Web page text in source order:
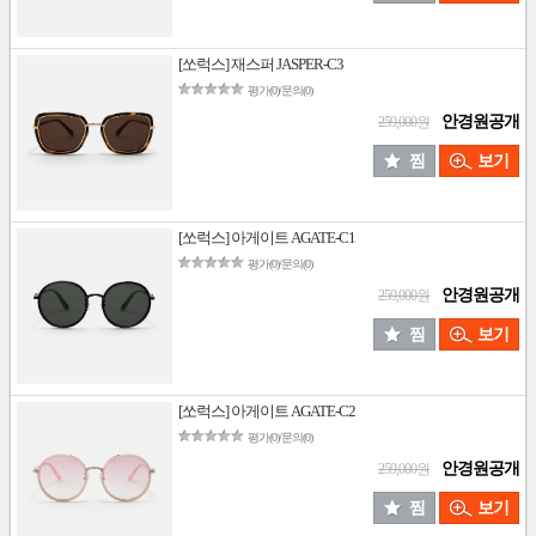
[쏘럭스] 재스퍼 JASPER-C3
평가(0)/문의(0)
259,000원 안경원공개
보기
찜
[쏘럭스] 아게이트 AGATE-C1
평가(0)/문의(0)
259,000원 안경원공개
보기
찜
[쏘럭스] 아게이트 AGATE-C2
평가(0)/문의(0)
259,000원 안경원공개
보기
찜